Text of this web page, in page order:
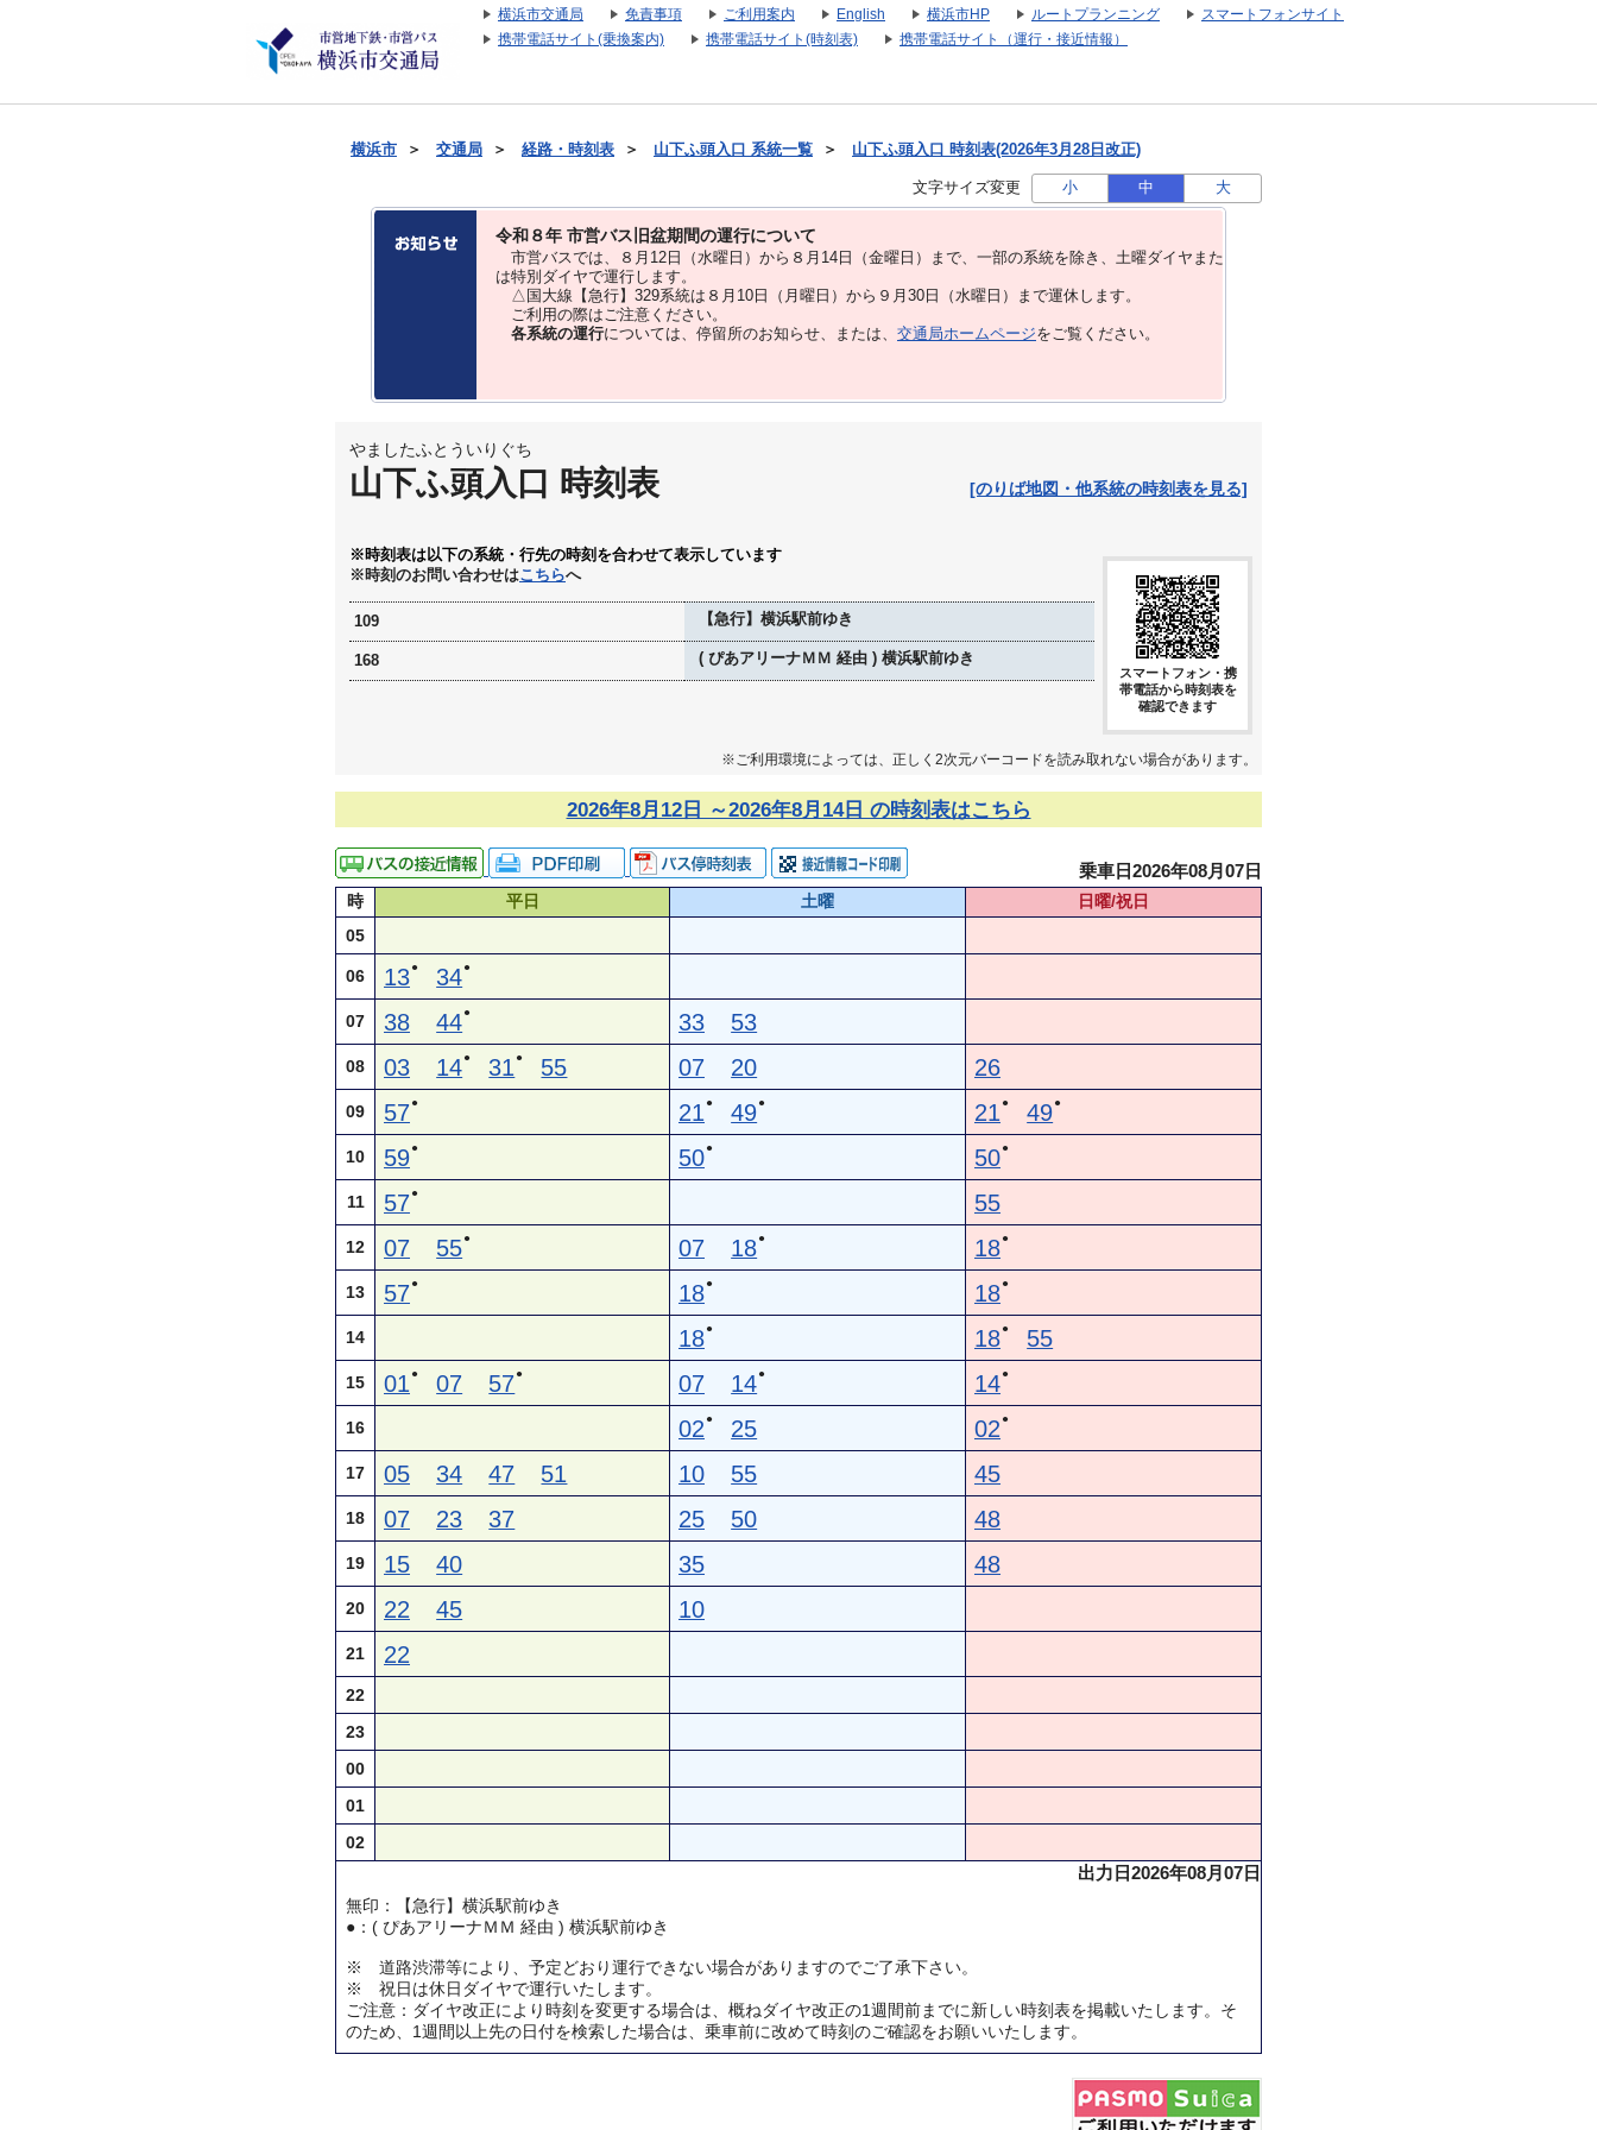
横浜市交通局 免責事項 ご利用案内 English 横浜市HP ルートプランニング
スマートフォンサイト
携帯電話サイト(乗換案内)
携帯電話サイト(時刻表) 携帯電話サイト（運行・接近情報）
横浜市 ＞ 交通局 ＞ 経路・時刻表 ＞ 山下ふ頭入口 系統一覧 ＞ 山下ふ頭入口 時刻表(2026年3月28日改正)
文字サイズ変更 小 中 大
令和８年 市営バス旧盆期間の運行について
市営バスでは、８⽉12⽇（水曜日）から８⽉14⽇（金曜日）まで、⼀部の系統を除き、⼟曜ダイヤまた
は特別ダイヤで運⾏します。
△国大線【急行】329系統は８月10日（月曜日）から９月30日（水曜日）まで運休します。
ご利用の際はご注意ください。
各系統の運行については、停留所のお知らせ、または、 交通局ホームページをご覧ください。
やましたふとういりぐち
山下ふ頭入口 時刻表 [のりば地図・他系統の時刻表を見る]
※時刻表は以下の系統・行先の時刻を合わせて表示しています
※時刻のお問い合わせはこちらへ
109 【急行】横浜駅前ゆき
168 ( ぴあアリーナＭＭ 経由 ) 横浜駅前ゆき
スマートフォン・携
帯電話から時刻表を
確認できます
※ご利用環境によっては、正しく2次元バーコードを読み取れない場合があります。
2026年8月12日 ～2026年8月14日 の時刻表はこちら
乗車日2026年08月07日
時 平日 土曜
日曜/祝日
05
06 13● 34●
07 38 44● 33 53
08 03 14● 31 ● 55 07 20 26
09 57● 21 ● 49● 21 ● 49●
10 59● 50● 50●
11 57● 55
12 07 55● 07 18● 18●
13 57● 18● 18●
14 18● 18● 55
15 01 ● 07 57● 07 14● 14●
16 02 ● 25 02 ●
17 05 34 47 51 10 55 45
18 07 23 37 25 50 48
19 15 40 35 48
20 22 45 10
21 22
22
23
00
01
02
出力日2026年08月07日
無印：【急行】横浜駅前ゆき
●：( ぴあアリーナＭＭ 経由 ) 横浜駅前ゆき
※ 道路渋滞等により、予定どおり運行できない場合がありますのでご了承下さい。
※ 祝日は休日ダイヤで運行いたします。
ご注意：ダイヤ改正により時刻を変更する場合は、概ねダイヤ改正の1週間前までに新しい時刻表を掲載いたします。そ
のため、1週間以上先の日付を検索した場合は、乗車前に改めて時刻のご確認をお願いいたします。